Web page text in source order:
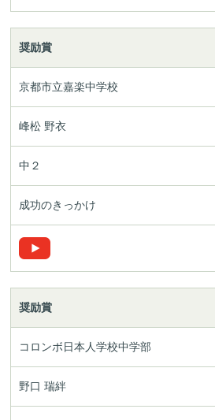
奨励賞
京都市立嘉楽中学校
峰松 野衣
中２
成功のきっかけ
奨励賞
コロンボ日本人学校中学部
野口 瑞絆